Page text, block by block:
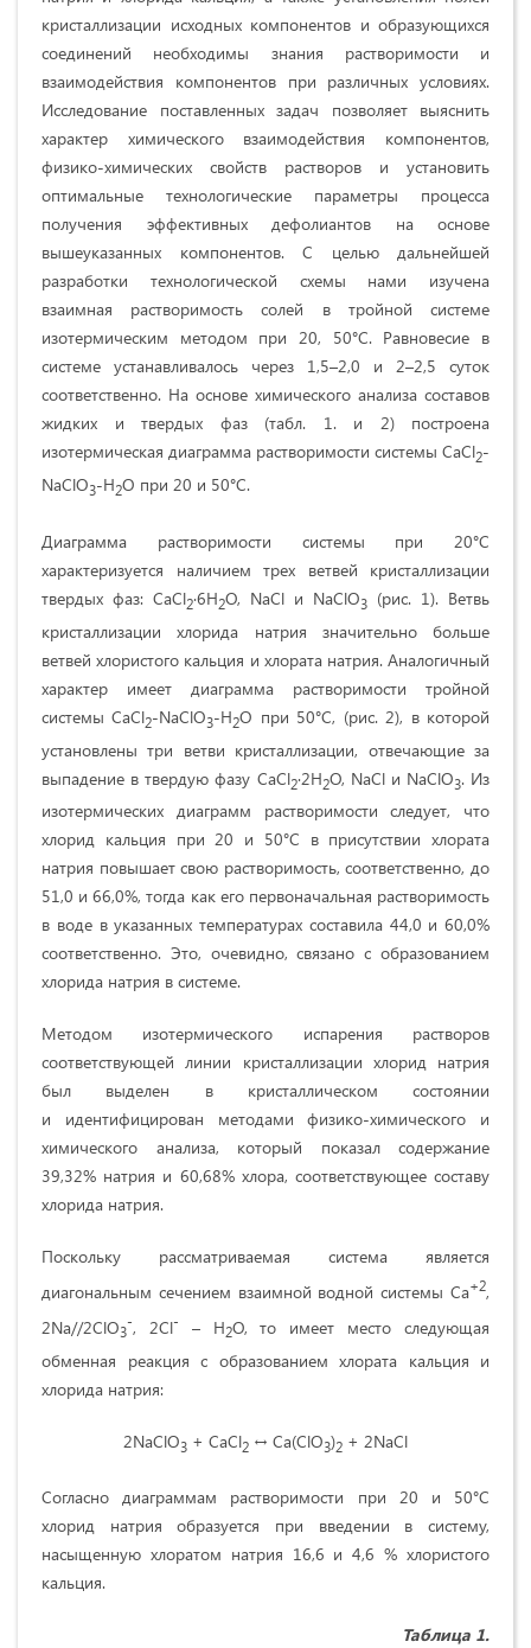
кристаллизации исходных компонентов и образующихся
соединений необходимы знания растворимости и
взаимодействия компонентов при различных условиях.
Исследование поставленных задач позволяет выяснить
характер химического взаимодействия компонентов,
физико-химических свойств растворов и установить
оптимальные технологические параметры процесса
получения эффективных дефолиантов на основе
вышеуказанных компонентов. С целью дальнейшей
разработки технологической схемы нами изучена
взаимная растворимость солей в тройной системе
изотермическим методом при 20, 50°С. Равновесие в
системе устанавливалось через 1,5–2,0 и 2–2,5 суток
соответственно. На основе химического анализа составов
жидких и твердых фаз (табл. 1. и 2) построена
изотермическая диаграмма растворимости системы CaCl2-
NaClO3-H2O при 20 и 50°С.
Диаграмма растворимости системы при 20°С
характеризуется наличием трех ветвей кристаллизации
твердых фаз: CaCl2∙6H2O, NaCl и NaClO3 (рис. 1). Ветвь
кристаллизации хлорида натрия значительно больше
ветвей хлористого кальция и хлората натрия. Аналогичный
характер имеет диаграмма растворимости тройной
системы CaCl2-NaClO3-H2O при 50°С, (рис. 2), в которой
установлены три ветви кристаллизации, отвечающие за
выпадение в твердую фазу CaCl2∙2H2O, NaCl и NaClO3. Из
изотермических диаграмм растворимости следует, что
хлорид кальция при 20 и 50°С в присутствии хлората
натрия повышает свою растворимость, соответственно, до
51,0 и 66,0%, тогда как его первоначальная растворимость
в воде в указанных температурах составила 44,0 и 60,0%
соответственно. Это, очевидно, связано с образованием
хлорида натрия в системе.
Методом изотермического испарения растворов
соответствующей линии кристаллизации хлорид натрия
был выделен в кристаллическом состоянии
и идентифицирован методами физико-химического и
химического анализа, который показал содержание
39,32% натрия и 60,68% хлора, соответствующее составу
хлорида натрия.
Поскольку рассматриваемая система является
диагональным сечением взаимной водной системы Ca+2,
2Na//2ClO3
-, 2Cl- – H2O, то имеет место следующая
обменная реакция с образованием хлората кальция и
хлорида натрия:
2NaClO3 + CaCl2 ↔ Ca(ClO3)2 + 2NaCl
Согласно диаграммам растворимости при 20 и 50°С
хлорид натрия образуется при введении в систему,
насыщенную хлоратом натрия 16,6 и 4,6 % хлористого
кальция.
Таблица 1.